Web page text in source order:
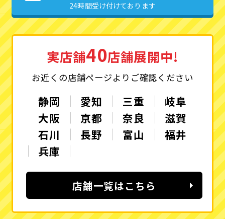
24時間受け付けております
実店舗40店舗展開中!
お近くの店舗ページよりご確認ください
静岡 愛知 三重
岐阜
大阪
京都 奈良
滋賀
石川
長野 富山
福井
兵庫
店舗一覧はこちら